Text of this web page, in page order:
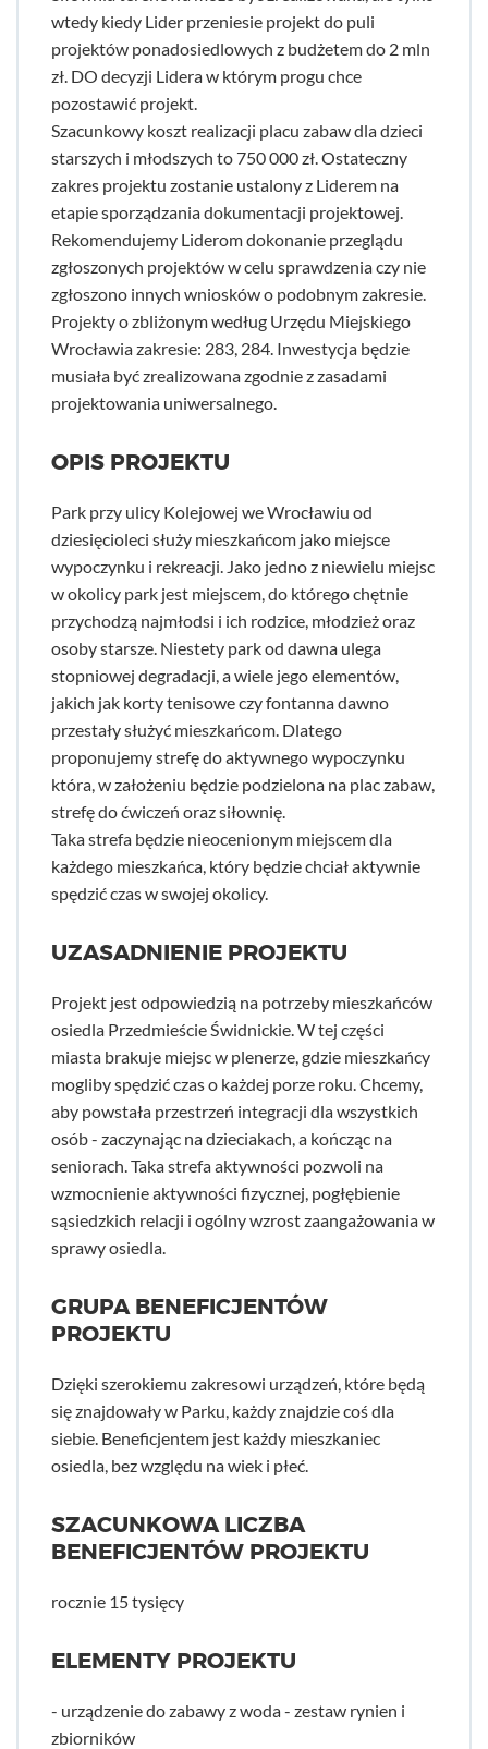
wtedy kiedy Lider przeniesie projekt do puli
projektów ponadosiedlowych z budżetem do 2 mln
zł. DO decyzji Lidera w którym progu chce
pozostawić projekt.
Szacunkowy koszt realizacji placu zabaw dla dzieci
starszych i młodszych to 750 000 zł. Ostateczny
zakres projektu zostanie ustalony z Liderem na
etapie sporządzania dokumentacji projektowej.
Rekomendujemy Liderom dokonanie przeglądu
zgłoszonych projektów w celu sprawdzenia czy nie
zgłoszono innych wniosków o podobnym zakresie.
Projekty o zbliżonym według Urzędu Miejskiego
Wrocławia zakresie: 283, 284. Inwestycja będzie
musiała być zrealizowana zgodnie z zasadami
projektowania uniwersalnego.
OPIS PROJEKTU
Park przy ulicy Kolejowej we Wrocławiu od
dziesięcioleci służy mieszkańcom jako miejsce
wypoczynku i rekreacji. Jako jedno z niewielu miejsc
w okolicy park jest miejscem, do którego chętnie
przychodzą najmłodsi i ich rodzice, młodzież oraz
osoby starsze. Niestety park od dawna ulega
stopniowej degradacji, a wiele jego elementów,
jakich jak korty tenisowe czy fontanna dawno
przestały służyć mieszkańcom. Dlatego
proponujemy strefę do aktywnego wypoczynku
która, w założeniu będzie podzielona na plac zabaw,
strefę do ćwiczeń oraz siłownię.
Taka strefa będzie nieocenionym miejscem dla
każdego mieszkańca, który będzie chciał aktywnie
spędzić czas w swojej okolicy.
UZASADNIENIE PROJEKTU
Projekt jest odpowiedzią na potrzeby mieszkańców
osiedla Przedmieście Świdnickie. W tej części
miasta brakuje miejsc w plenerze, gdzie mieszkańcy
mogliby spędzić czas o każdej porze roku. Chcemy,
aby powstała przestrzeń integracji dla wszystkich
osób - zaczynając na dzieciakach, a kończąc na
seniorach. Taka strefa aktywności pozwoli na
wzmocnienie aktywności fizycznej, pogłębienie
sąsiedzkich relacji i ogólny wzrost zaangażowania w
sprawy osiedla.
GRUPA BENEFICJENTÓW
PROJEKTU
Dzięki szerokiemu zakresowi urządzeń, które będą
się znajdowały w Parku, każdy znajdzie coś dla
siebie. Beneficjentem jest każdy mieszkaniec
osiedla, bez względu na wiek i płeć.
SZACUNKOWA LICZBA
BENEFICJENTÓW PROJEKTU
rocznie 15 tysięcy
ELEMENTY PROJEKTU
- urządzenie do zabawy z woda - zestaw rynien i
zbiorników